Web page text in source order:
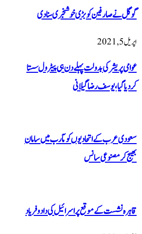
گوگل نے صارفین کو بڑی خوشخبری سنادی
اپریل 5, 2021
عوامی پریشر کی بدولت پہلے دن ہی پیٹرول سستا
کردیا گیا، یوسف رضا گیلانی
سعودی عرب کے اتحادیوں کو مآرب میں سامان
بھیج کر مصنوعی سانس
قاہرہ نشست کے موقع پر اسرائیل کی داد و فریاد